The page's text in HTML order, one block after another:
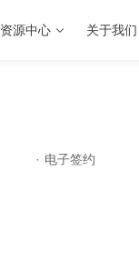
资源中心 关于我们
· 电子签约